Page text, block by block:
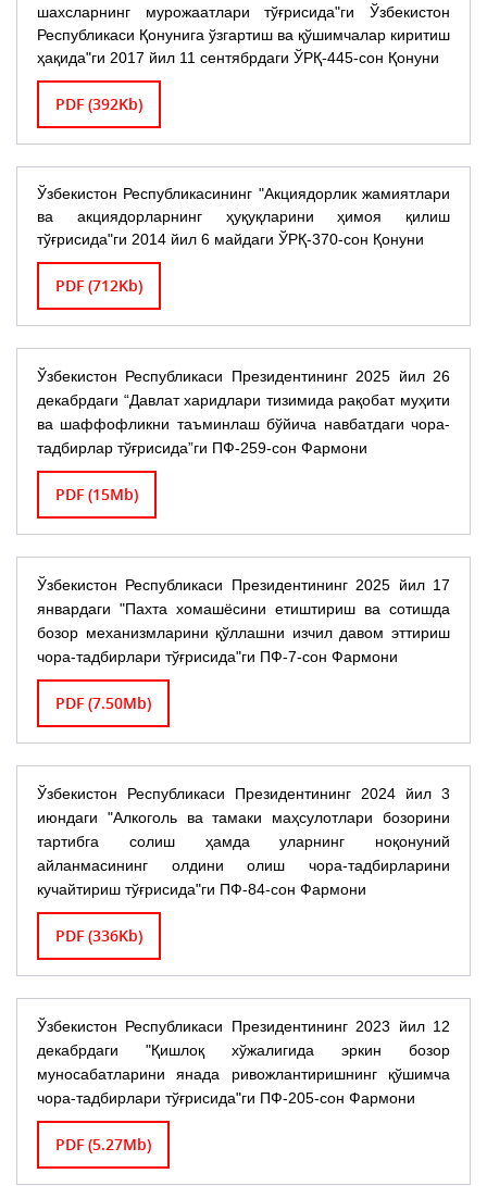
шахсларнинг мурожаатлари тўғрисида"ги Ўзбекистон
Республикаси Қонунига ўзгартиш ва қўшимчалар киритиш
ҳақида"ги 2017 йил 11 сентябрдаги ЎРҚ-445-сон Қонуни
PDF (392Kb)
Ўзбекистон Республикасининг "Акциядорлик жамиятлари
ва акциядорларнинг ҳуқуқларини ҳимоя қилиш
тўғрисида"ги 2014 йил 6 майдаги ЎРҚ-370-сон Қонуни
PDF (712Kb)
Ўзбекистон Республикаси Президентининг 2025 йил 26
декабрдаги “Давлат харидлари тизимида рақобат муҳити
ва шаффофликни таъминлаш бўйича навбатдаги чора-
тадбирлар тўғрисида”ги ПФ-259-сон Фармони
PDF (15Mb)
Ўзбекистон Республикаси Президентининг 2025 йил 17
январдаги "Пахта хомашёсини етиштириш ва сотишда
бозор механизмларини қўллашни изчил давом эттириш
чора-тадбирлари тўғрисида"ги ПФ-7-сон Фармони
PDF (7.50Mb)
Ўзбекистон Республикаси Президентининг 2024 йил 3
июндаги "Алкоголь ва тамаки маҳсулотлари бозорини
тартибга солиш ҳамда уларнинг ноқонуний
айланмасининг олдини олиш чора-тадбирларини
кучайтириш тўғрисида"ги ПФ-84-сон Фармони
PDF (336Kb)
Ўзбекистон Республикаси Президентининг 2023 йил 12
декабрдаги "Қишлоқ хўжалигида эркин бозор
муносабатларини янада ривожлантиришнинг қўшимча
чора-тадбирлари тўғрисида"ги ПФ-205-сон Фармони
PDF (5.27Mb)